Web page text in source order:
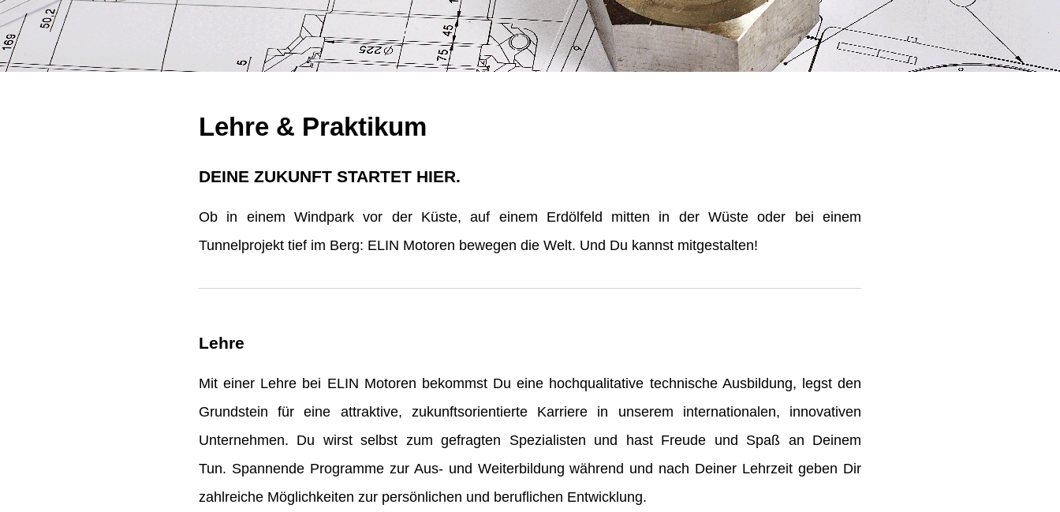
Lehre & Praktikum
DEINE ZUKUNFT STARTET HIER.
Ob in einem Windpark vor der Küste, auf einem Erdölfeld mitten in der Wüste oder bei einem
Tunnelprojekt tief im Berg: ELIN Motoren bewegen die Welt. Und Du kannst mitgestalten!
Lehre
Mit einer Lehre bei ELIN Motoren bekommst Du eine hochqualitative technische Ausbildung, legst den
Grundstein für eine attraktive, zukunftsorientierte Karriere in unserem internationalen, innovativen
Unternehmen. Du wirst selbst zum gefragten Spezialisten und hast Freude und Spaß an Deinem
Tun. Spannende Programme zur Aus- und Weiterbildung während und nach Deiner Lehrzeit geben Dir
zahlreiche Möglichkeiten zur persönlichen und beruflichen Entwicklung.